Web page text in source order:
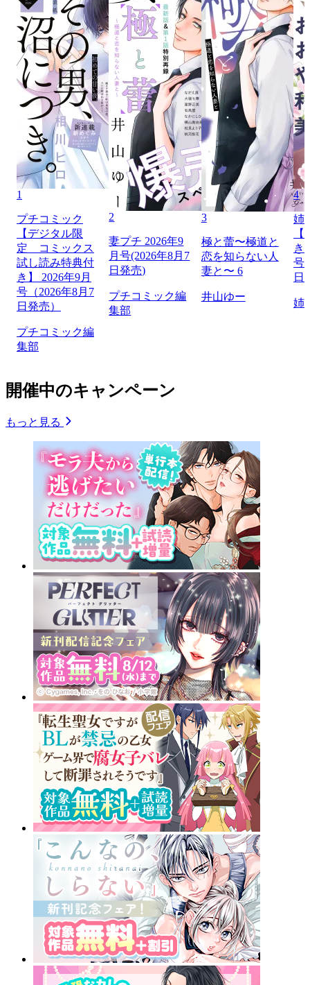
1
プチコミック
【デジタル限
定 コミックス
試し読み特典付
き】 2026年9月
号（2026年8月7
日発売）
プチコミック編
集部
2
妻プチ 2026年9
月号(2026年8月7
日発売)
プチコミック編
集部
3
極と蕾〜極道と
恋を知らない人
妻と〜 6
井山ゆー
4
姉
き
号
日
姉
開催中のキャンペーン
もっと見る